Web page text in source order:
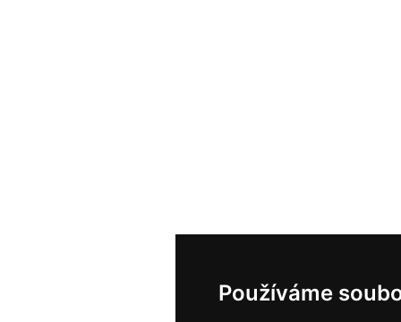
Používáme